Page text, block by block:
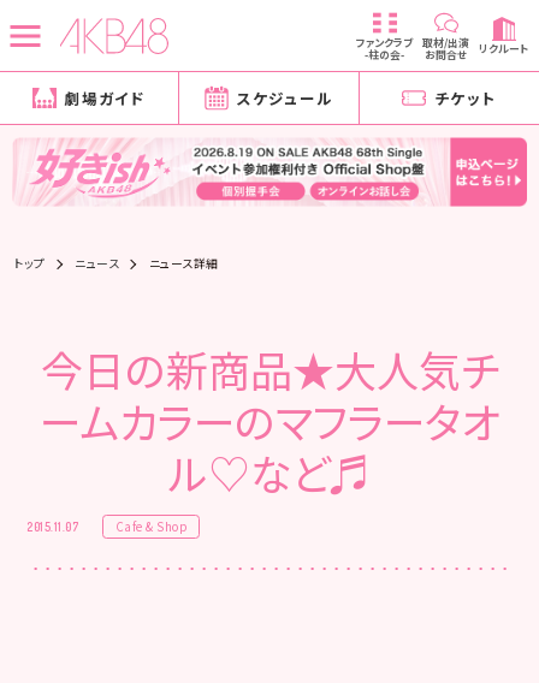
ファンクラブ
-柱の会-
取材/出演
お問合せ リクルート
劇場ガイド スケジュール チケット
トップ ニュース ニュース詳細
今日の新商品★大人気チ
ームカラーのマフラータオ
ル♡など♬
2015.11.07 Cafe & Shop